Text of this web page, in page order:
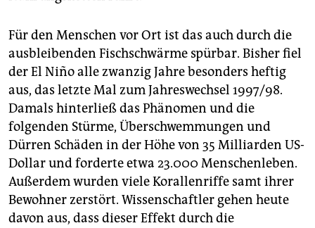
Für den Menschen vor Ort ist das auch durch die
ausbleibenden Fischschwärme spürbar. Bisher fiel
der El Niño alle zwanzig Jahre besonders heftig
aus, das letzte Mal zum Jahreswechsel 1997/98.
Damals hinterließ das Phänomen und die
folgenden Stürme, Überschwemmungen und
Dürren Schäden in der Höhe von 35 Milliarden US-
Dollar und forderte etwa 23.000 Menschenleben.
Außerdem wurden viele Korallenriffe samt ihrer
Bewohner zerstört. Wissenschaftler gehen heute
davon aus, dass dieser Effekt durch die